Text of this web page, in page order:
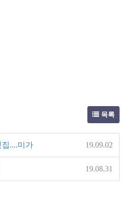
목록
....미가 19.09.02
19.08.31